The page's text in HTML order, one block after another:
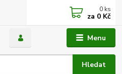
Menu
Hledat
0 ks
za 0 Kč